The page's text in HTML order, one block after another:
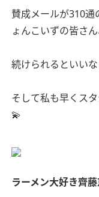
賛成メールが310通
ょんこいずの皆さ
続けられるといい
そして私も早くス
💫
ラーメン大好き齊